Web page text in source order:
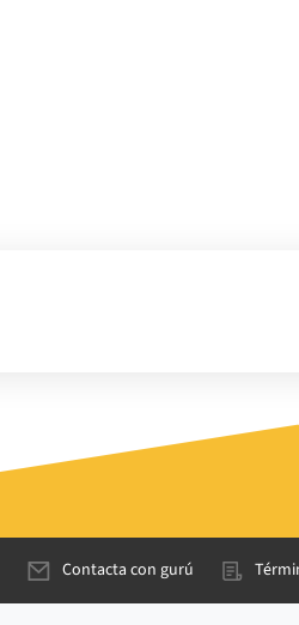
Contacta con gurú